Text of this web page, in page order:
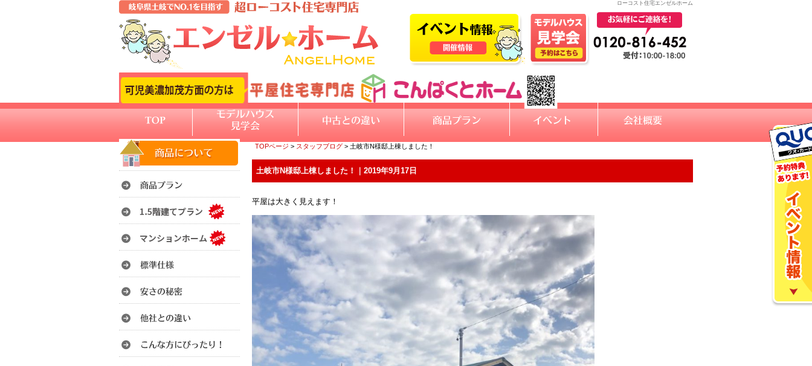
ローコスト住宅エンゼルホーム
TOPページ > スタッフブログ > 土岐市N様邸上棟しました！
土岐市N様邸上棟しました！｜2019年9月17日
平屋は大きく見えます！